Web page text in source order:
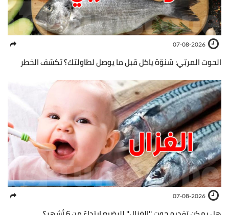
07-08-2026
الحوت المربّي: شنوّة ياكل قبل ما يوصل لطاولتك؟ تكشف الخطر
07-08-2026